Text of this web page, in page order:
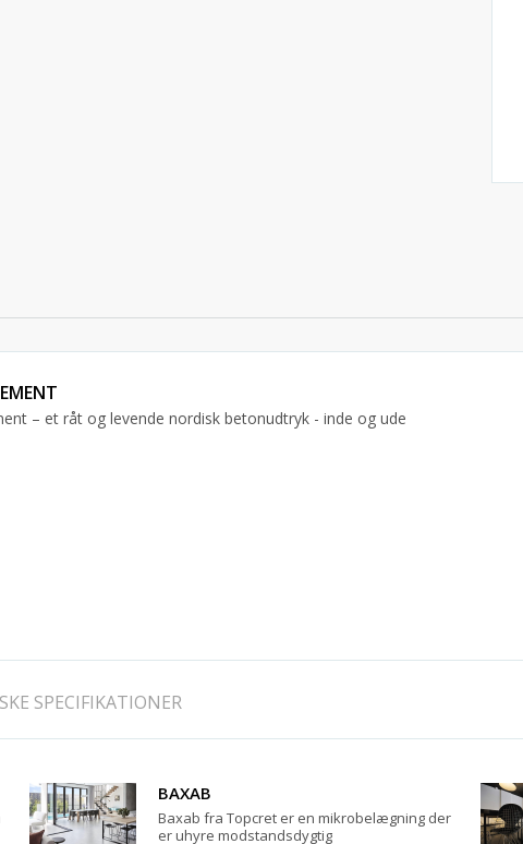
– et råt og levende nordisk betonudtryk - inde og ude
SPECIFIKATIONER
BAXAB
Baxab fra Topcret er en mikrobelægning der
er uhyre modstandsdygtig